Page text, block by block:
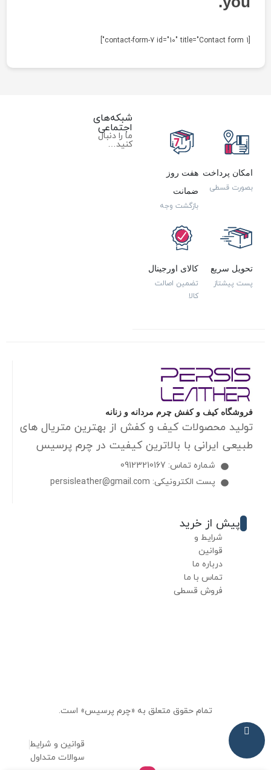
امکان پرداخت
بصورت قسطی
هفت روز
ضمانت
بازگشت وجه
تحویل سریع
پست پیشتاز
کالای اورجینال
تضمین اصالت
کالا
شبکه‌های
اجتماعی
ما را دنبال
کنید…
فروشگاه کیف و کفش چرم مردانه و زنانه
تولید محصولات کیف و کفش از بهترین متریال های
طبیعی ایرانی با بالاترین کیفیت در چرم پرسیس
شماره تماس: 09123210167
پست الکترونیکی: persisleather@gmail.com
پیش از خرید
شرایط و
قوانین
درباره ما
تماس با ما
فروش قسطی
تمام حقوق متعلق به «چرم پرسیس» است.
قوانین و شرایط
سوالات متداول